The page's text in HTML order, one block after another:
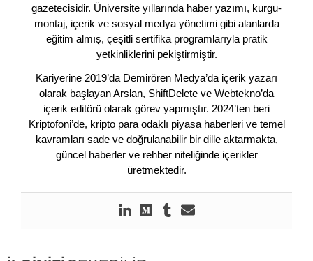
gazetecisidir. Üniversite yıllarında haber yazımı, kurgu-
montaj, içerik ve sosyal medya yönetimi gibi alanlarda
eğitim almış, çeşitli sertifika programlarıyla pratik
yetkinliklerini pekiştirmiştir.
Kariyerine 2019’da Demirören Medya’da içerik yazarı
olarak başlayan Arslan, ShiftDelete ve Webtekno’da
içerik editörü olarak görev yapmıştır. 2024’ten beri
Kriptofoni’de, kripto para odaklı piyasa haberleri ve temel
kavramları sade ve doğrulanabilir bir dille aktarmakta,
güncel haberler ve rehber niteliğinde içerikler
üretmektedir.